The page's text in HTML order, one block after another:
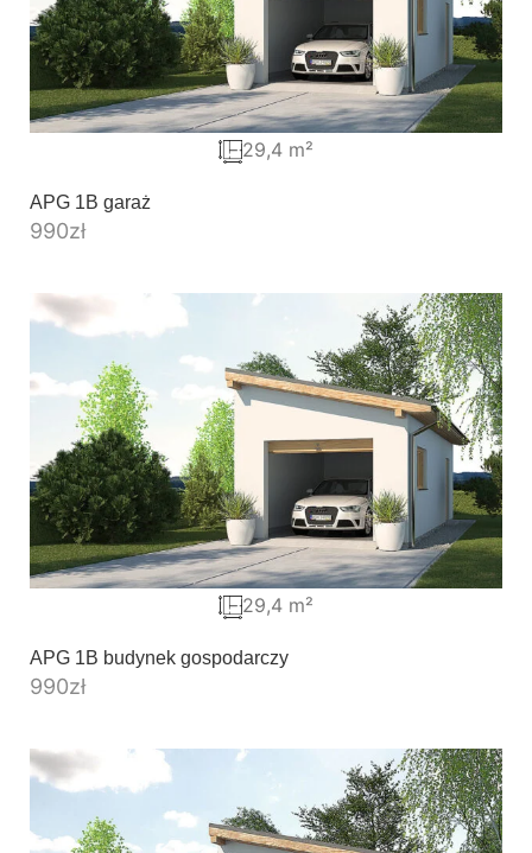
APG 1B garaż
990zł
29,4 m²
APG 1B budynek gospodarczy
990zł
29,4 m²